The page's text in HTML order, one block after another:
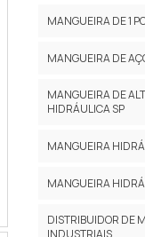
MANGUEIRA DE 1
MANGUEIRA DE
MANGUEIRA DE
HIDRÁULICA SP
MANGUEIRA
MANGUEIRA
DISTRIBUIDOR DE
INDUSTRIAIS